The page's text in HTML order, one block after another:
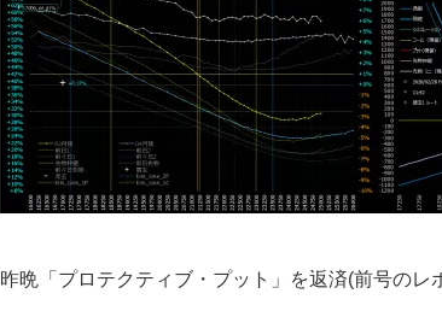
昨晩「プロテクティブ・プット」を返済(前号のレ